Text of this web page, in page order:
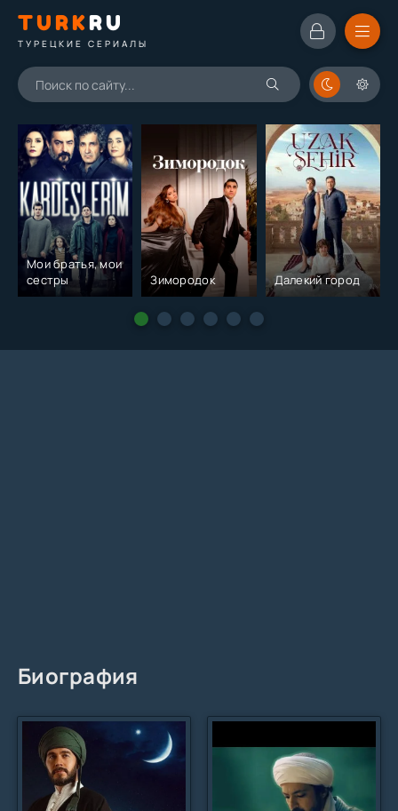
TURKRU
ТУРЕЦКИЕ СЕРИАЛЫ
Мои братья, мои
сестры
Зимородок Далекий город
Биография